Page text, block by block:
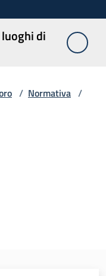
di
/ Normativa /